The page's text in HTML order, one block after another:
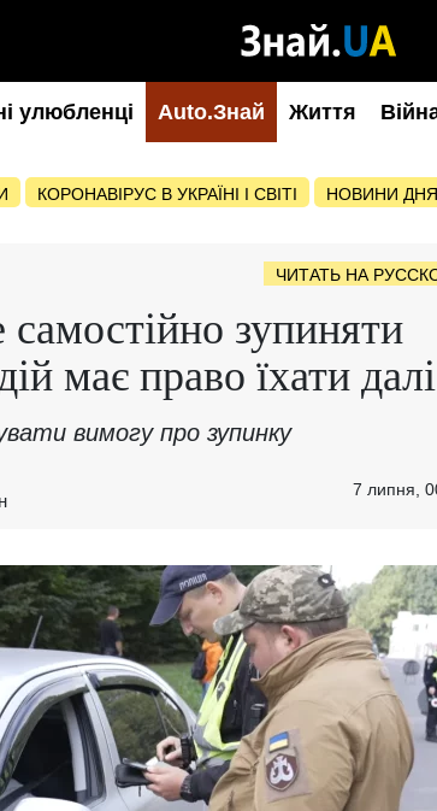
улюбленці Auto.Знай Життя
КОРОНАВІРУС В УКРАЇНІ І СВІТІ НОВИНИ ДНЯ
ЧИТАТЬ НА
зупиняти
має право їхати далі
вимогу про зупинку
7 липня,